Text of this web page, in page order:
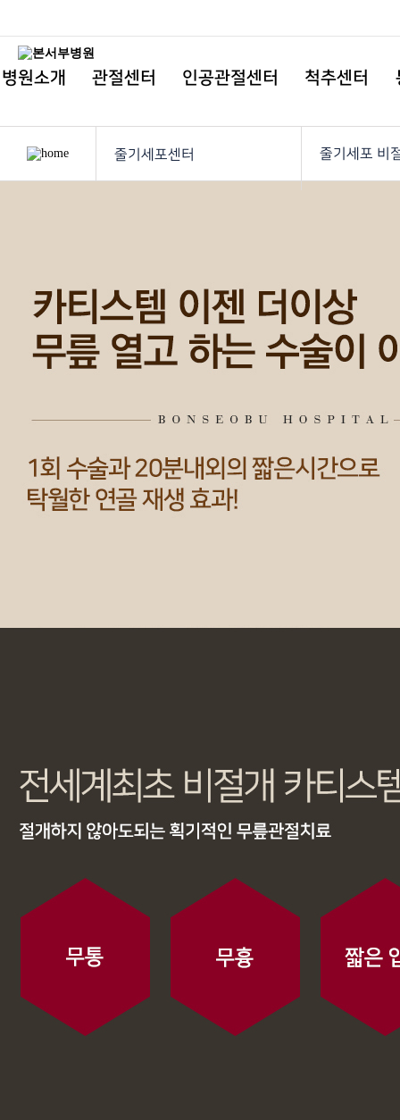
병원소개 관절센터 인공관절센터 척추센터
줄기세포센터 줄기세포 비